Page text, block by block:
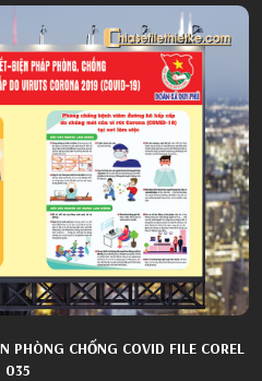
PHÒNG CHỐNG COVID FILE COREL
035